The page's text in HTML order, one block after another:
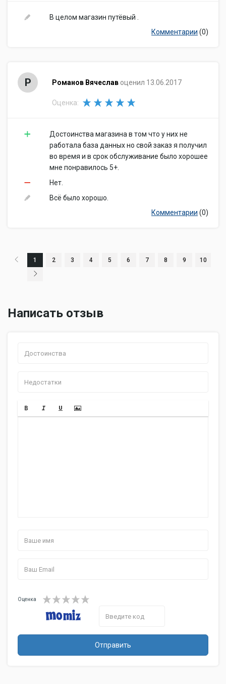
В целом магазин путёвый .
Комментарии (0)
Р Романов Вячеслав оценил 13.06.2017
Оценка:
Достоинства магазина в том что у них не
работала база данных но свой заказ я получил
во время и в срок обслуживание было хорошее
мне понравилось 5+.
Нет.
Всё было хорошо.
Комментарии (0)
1 2 3 4 5 6 7 8 9 10
Написать отзыв
Оценка
Отправить